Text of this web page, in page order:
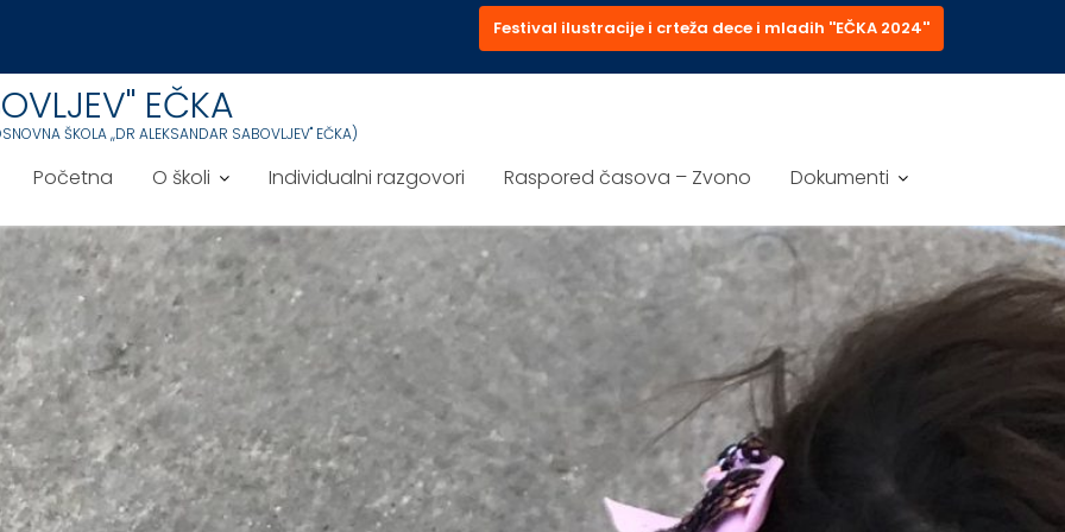
Festival ilustracije i crteža dece i mladih ''EČKA 2024''
EČKA
ŠKOLA ,,DR ALEKSANDAR SABOVLJEV'' EČKA)
Početna O školi Individualni razgovori Raspored časova – Zvono Dokumenti